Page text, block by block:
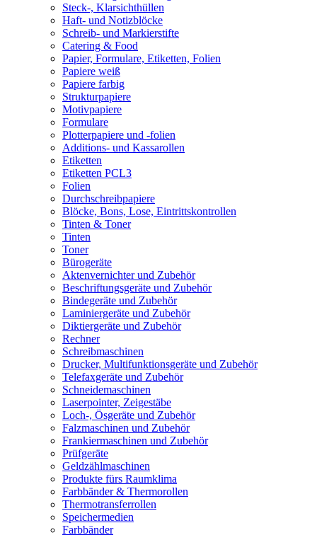
Steck-, Klarsichthüllen
Haft- und Notizblöcke
Schreib- und Markierstifte
Catering & Food
Papier, Formulare, Etiketten, Folien
Papiere weiß
Papiere farbig
Strukturpapiere
Motivpapiere
Formulare
Plotterpapiere und -folien
Additions- und Kassarollen
Etiketten
Etiketten PCL3
Folien
Durchschreibpapiere
Blöcke, Bons, Lose, Eintrittskontrollen
Tinten & Toner
Tinten
Toner
Bürogeräte
Aktenvernichter und Zubehör
Beschriftungsgeräte und Zubehör
Bindegeräte und Zubehör
Laminiergeräte und Zubehör
Diktiergeräte und Zubehör
Rechner
Schreibmaschinen
Drucker, Multifunktionsgeräte und Zubehör
Telefaxgeräte und Zubehör
Schneidemaschinen
Laserpointer, Zeigestäbe
Loch-, Ösgeräte und Zubehör
Falzmaschinen und Zubehör
Frankiermaschinen und Zubehör
Prüfgeräte
Geldzählmaschinen
Produkte fürs Raumklima
Farbbänder & Thermorollen
Thermotransferrollen
Speichermedien
Farbbänder